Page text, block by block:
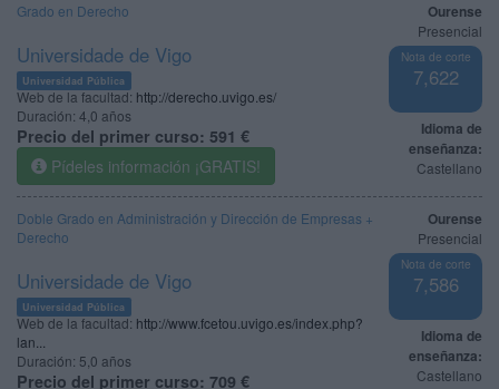
Ourense
Presencial
Nota de corte
7,622
Idioma de
enseñanza:
Castellano
Grado en Derecho
Universidade de Vigo
Universidad Pública
Web de la facultad: http://derecho.uvigo.es/
Duración: 4,0 años
Precio del primer curso: 591 €
Pídeles información ¡GRATIS!
Ourense
Presencial
Nota de corte
7,586
Idioma de
enseñanza:
Castellano
Doble Grado en Administración y Dirección de Empresas +
Derecho
Universidade de Vigo
Universidad Pública
Web de la facultad: http://www.fcetou.uvigo.es/index.php?
lan...
Duración: 5,0 años
Precio del primer curso: 709 €